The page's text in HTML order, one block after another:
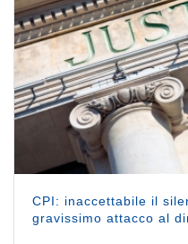
CPI: inaccettabile il
gravissimo attacco al